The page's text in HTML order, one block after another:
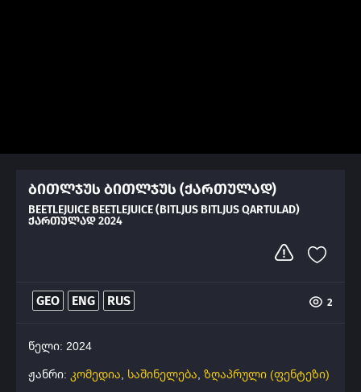
ბითლჯუს ბითლჯუს (ქართულად)
BEETLEJUICE BEETLEJUICE (BITLJUS BITLJUS QARTULAD)
ᲥᲐᲠᲗᲣᲚᲐᲓ 2024
GEO ENG RUS 2
წელი: 2024
ჟანრი: კომედია, საშინელება, ზღაპრული (ფენტეზი)